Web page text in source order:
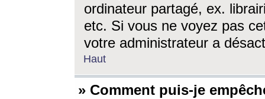
ordinateur partagé, ex.
etc. Si vous ne voyez pas
votre administrateur a
Haut
» Comment puis-je